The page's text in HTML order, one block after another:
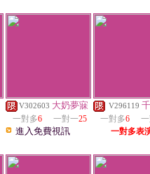
V302603 大奶夢寐
一對多6 一對一25
進入免費視訊
V296119
一對多6
一對多表